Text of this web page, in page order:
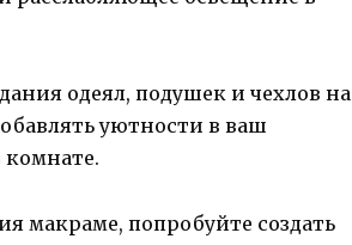
одеял, подушек и чехлов на
уютности в ваш
макраме, попробуйте создать